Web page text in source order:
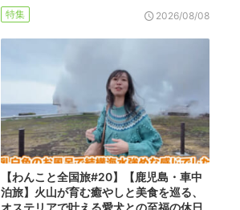
特集 2026/08/08
【わんこと全国旅#20】【鹿児島・車中
泊旅】火山が育む癒やしと美食を巡る、